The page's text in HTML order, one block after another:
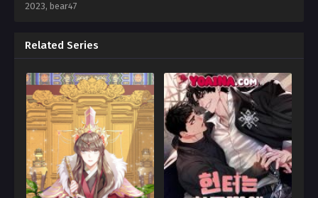
2023, bear47
Related Series